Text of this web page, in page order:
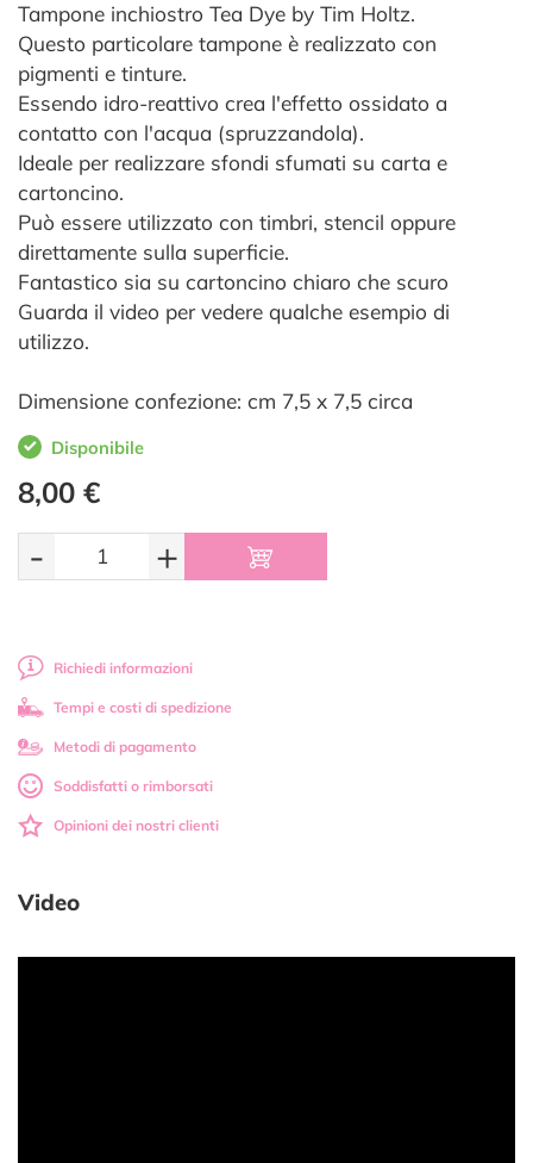
Tampone inchiostro Tea Dye by Tim Holtz.
Questo particolare tampone è realizzato con
pigmenti e tinture.
Essendo idro-reattivo crea l'effetto ossidato a
contatto con l'acqua (spruzzandola).
Ideale per realizzare sfondi sfumati su carta e
cartoncino.
Può essere utilizzato con timbri, stencil oppure
direttamente sulla superficie.
Fantastico sia su cartoncino chiaro che scuro
Guarda il video per vedere qualche esempio di
utilizzo.
Dimensione confezione: cm 7,5 x 7,5 circa
Disponibile
8,00 €
- +
Richiedi informazioni
Tempi e costi di spedizione
Metodi di pagamento
Soddisfatti o rimborsati
Opinioni dei nostri clienti
Video